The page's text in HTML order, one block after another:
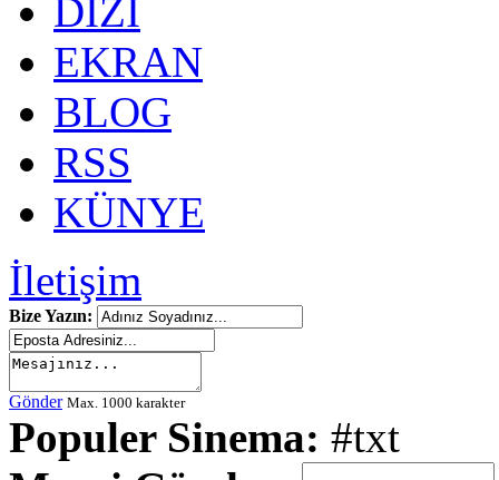
DİZİ
EKRAN
BLOG
RSS
KÜNYE
İletişim
Bize Yazın:
Gönder Max. 1000 karakter
Populer Sinema: #txt